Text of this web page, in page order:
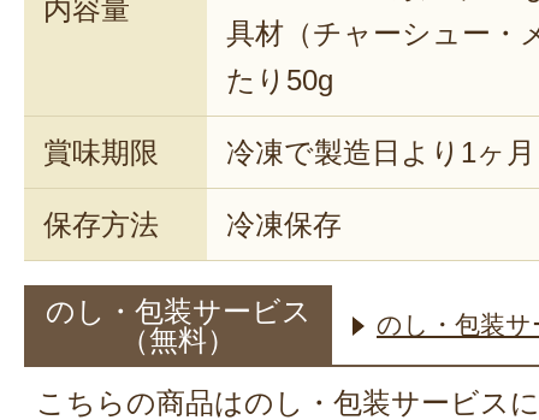
内容量
具材（チャーシュー・
たり50g
賞味期限 冷凍で製造日より1ヶ月
保存方法 冷凍保存
のし・包装サービス
（無料）
のし・包装
こちらの商品はのし・包装サービス